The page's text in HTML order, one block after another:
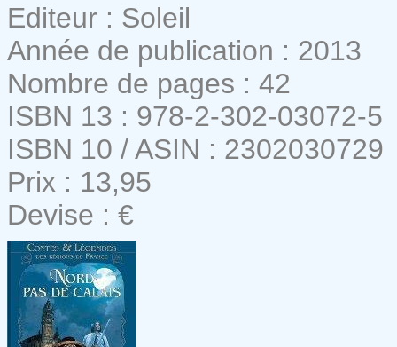
Editeur : Soleil
Année de publication : 2013
Nombre de pages : 42
ISBN 13 : 978-2-302-03072-5
ISBN 10 / ASIN : 2302030729
Prix : 13,95
Devise : €